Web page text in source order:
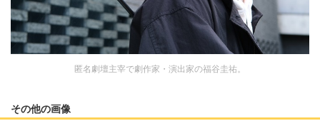
匿名劇壇主宰で劇作家・演出家の福谷圭祐。
その他の画像